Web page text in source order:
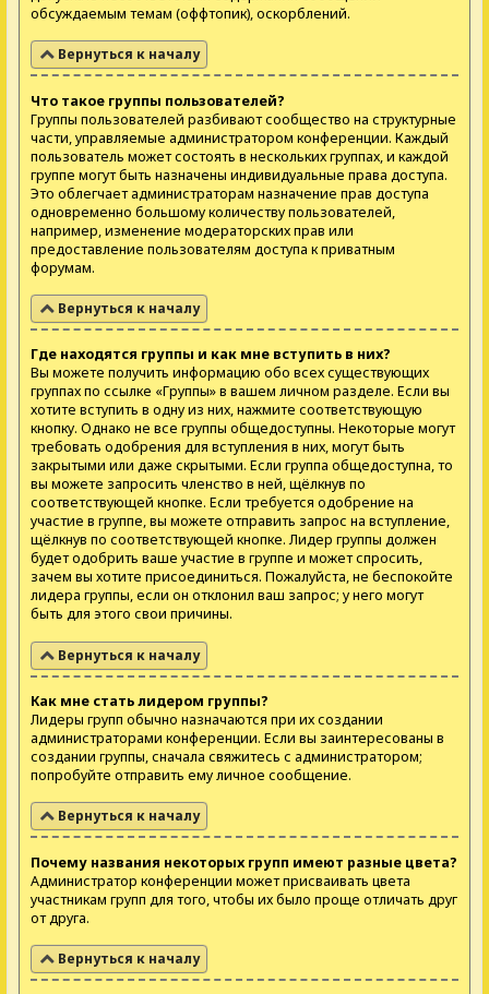
обсуждаемым темам (оффтопик), оскорблений.
Вернуться к началу
Что такое группы пользователей?
Группы пользователей разбивают сообщество на структурные
части, управляемые администратором конференции. Каждый
пользователь может состоять в нескольких группах, и каждой
группе могут быть назначены индивидуальные права доступа.
Это облегчает администраторам назначение прав доступа
одновременно большому количеству пользователей,
например, изменение модераторских прав или
предоставление пользователям доступа к приватным
форумам.
Вернуться к началу
Где находятся группы и как мне вступить в них?
Вы можете получить информацию обо всех существующих
группах по ссылке «Группы» в вашем личном разделе. Если вы
хотите вступить в одну из них, нажмите соответствующую
кнопку. Однако не все группы общедоступны. Некоторые могут
требовать одобрения для вступления в них, могут быть
закрытыми или даже скрытыми. Если группа общедоступна, то
вы можете запросить членство в ней, щёлкнув по
соответствующей кнопке. Если требуется одобрение на
участие в группе, вы можете отправить запрос на вступление,
щёлкнув по соответствующей кнопке. Лидер группы должен
будет одобрить ваше участие в группе и может спросить,
зачем вы хотите присоединиться. Пожалуйста, не беспокойте
лидера группы, если он отклонил ваш запрос; у него могут
быть для этого свои причины.
Вернуться к началу
Как мне стать лидером группы?
Лидеры групп обычно назначаются при их создании
администраторами конференции. Если вы заинтересованы в
создании группы, сначала свяжитесь с администратором;
попробуйте отправить ему личное сообщение.
Вернуться к началу
Почему названия некоторых групп имеют разные цвета?
Администратор конференции может присваивать цвета
участникам групп для того, чтобы их было проще отличать друг
от друга.
Вернуться к началу